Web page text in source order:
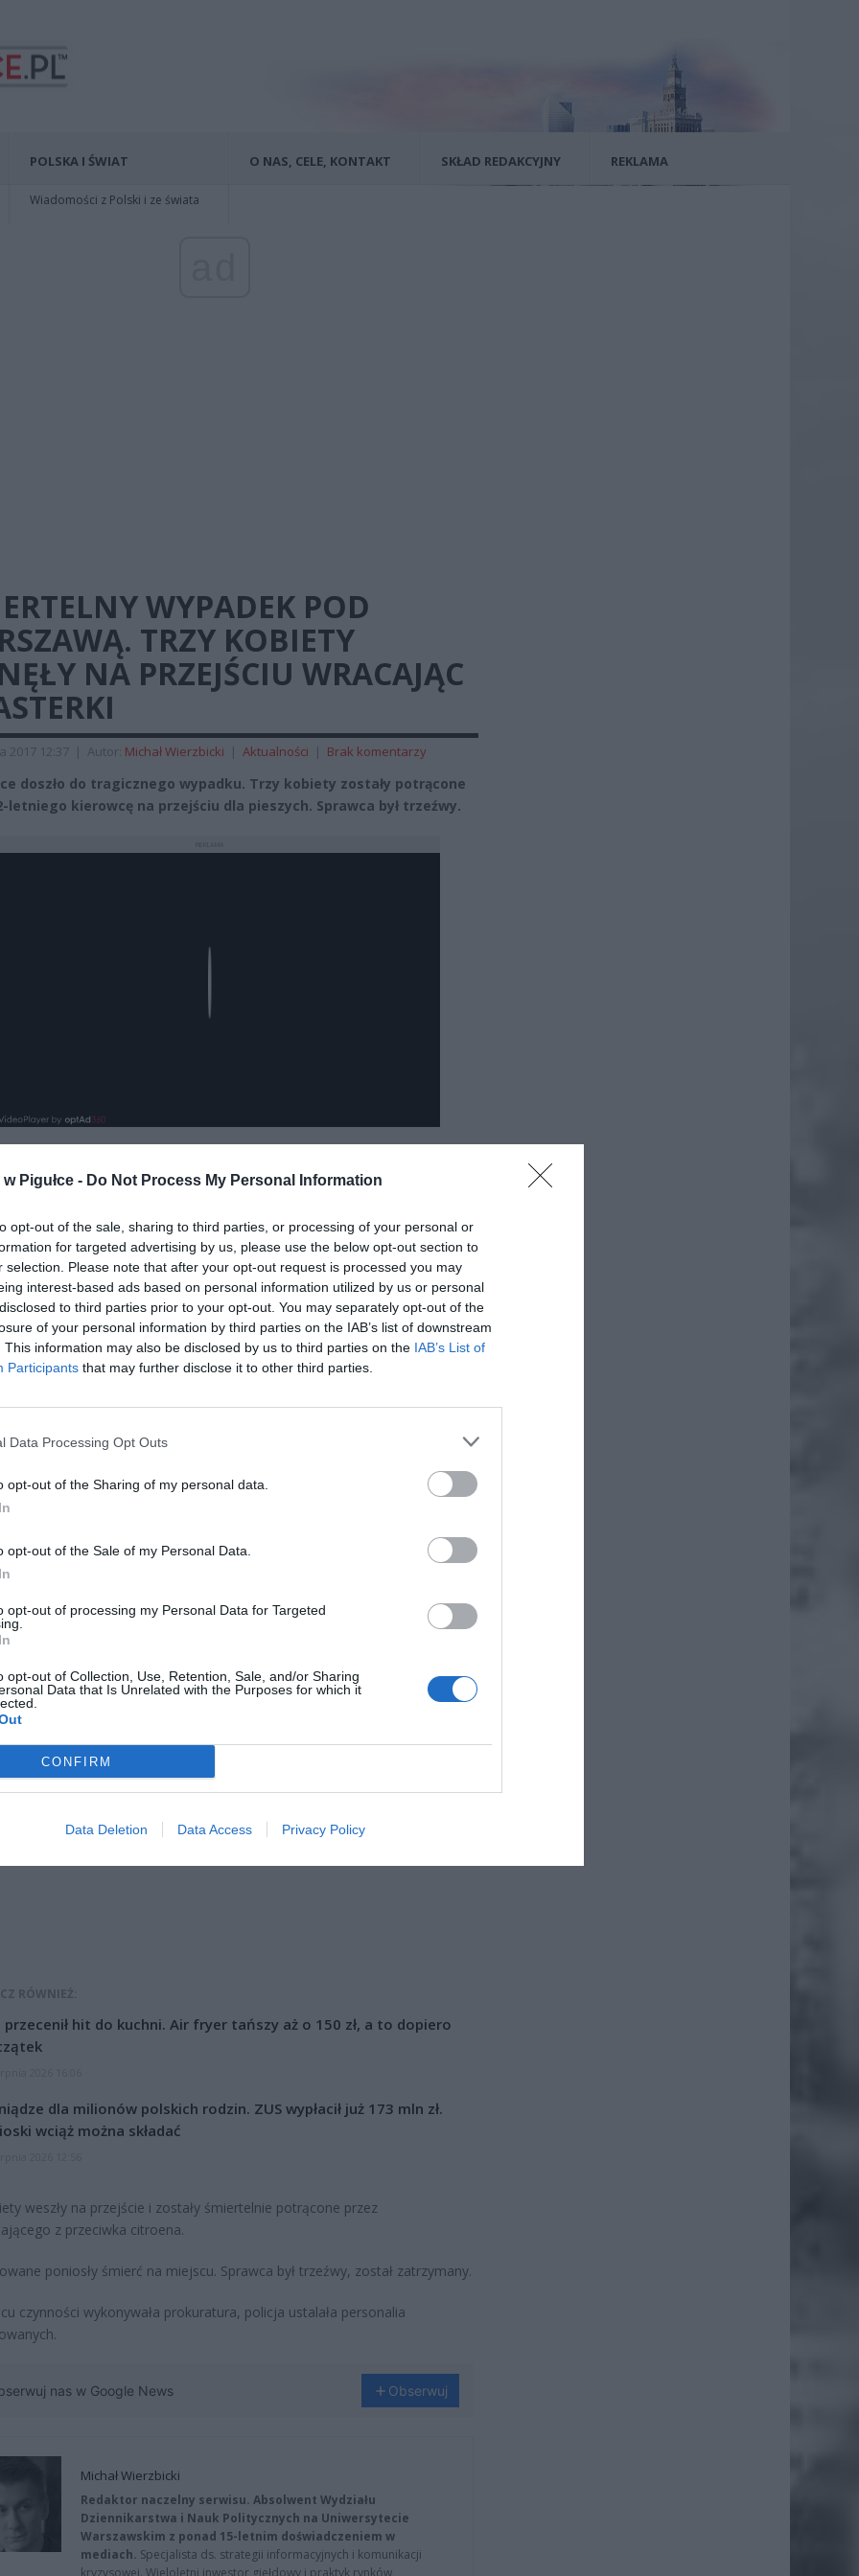
Pigułce - Do Not Process My Personal Information
opt-out of the sale, sharing to third parties, or processing of your personal or
for targeted advertising by us, please use the below opt-out section to
selection. Please note that after your opt-out request is processed you may
interest-based ads based on personal information utilized by us or personal
to third parties prior to your opt-out. You may separately opt-out of the
of your personal information by third parties on the IAB’s list of downstream
This information may also be disclosed by us to third parties on the IAB’s List of
Participants that may further disclose it to other third parties.
Data Processing Opt Outs
opt-out of the Sharing of my personal data.
opt-out of the Sale of my Personal Data.
opt-out of processing my Personal Data for Targeted
opt-out of Collection, Use, Retention, Sale, and/or Sharing
Data that Is Unrelated with the Purposes for which it
CONFIRM
Data Deletion Data Access Privacy Policy
POLSKA I ŚWIAT
Wiadomości z Polski i ze świata
O NAS, CELE, KONTAKT SKŁAD REDAKCYJNY REKLAMA
WYPADEK POD
TRZY KOBIETY
NA PRZEJŚCIU WRACAJĄC
2017 12:37 | Autor: Michał Wierzbicki | Aktualności | Brak komentarzy
doszło do tragicznego wypadku. Trzy kobiety zostały potrącone
letniego kierowcę na przejściu dla pieszych. Sprawca był trzeźwy.
Fot. Pixabay
ustaleń wynika, że przed przejściem dla pieszych zatrzymał się jeden z
by przepuścić pieszych.
ad
RÓWNIEŻ:
przecenił hit do kuchni. Air fryer tańszy aż o 150 zł, a to dopiero
dla milionów polskich rodzin. ZUS wypłacił już 173 mln zł.
wciąż można składać
weszły na przejście i zostały śmiertelnie potrącone przez
z przeciwka citroena.
poniosły śmierć na miejscu. Sprawca był trzeźwy, został zatrzymany.
czynności wykonywała prokuratura, policja ustalała personalia
nas w Google News Obserwuj
Michał Wierzbicki
Redaktor naczelny serwisu. Absolwent Wydziału
Dziennikarstwa i Nauk Politycznych na Uniwersytecie
Warszawskim z ponad 15-letnim doświadczeniem w
mediach. Specjalista ds. strategii informacyjnych i komunikacji